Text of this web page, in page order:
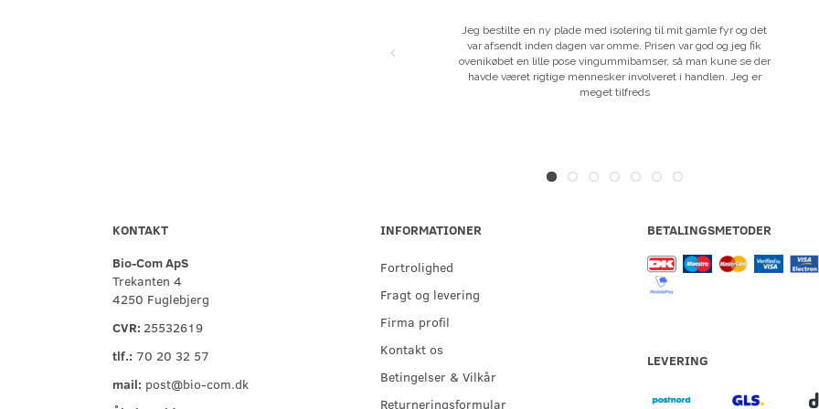
Jeg bestilte en ny plade med isolering til mit gamle fyr og det
var afsendt inden dagen var omme. Prisen var god og jeg fik
ovenikøbet en lille pose vingummibamser, så man kune se der
havde været rigtige mennesker involveret i handlen. Jeg er
meget tilfreds
KONTAKT
Bio-Com ApS
Trekanten 4
4250 Fuglebjerg
CVR: 25532619
tlf.: 70 20 32 57
mail: post@bio-com.dk
INFORMATIONER
Fortrolighed
Fragt og levering
Firma profil
Kontakt os
Betingelser & Vilkår
Returneringsformular
BETALINGSMETODER
LEVERING